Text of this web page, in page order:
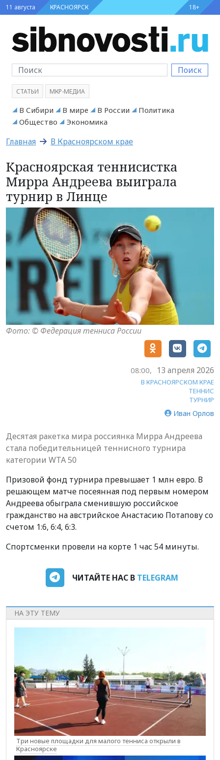
11 августа КРАСНОЯРСК 18+
Поиск
СТАТЬИ МКР-МЕДИА
В Сибири В мире В России
Политика
Общество
Экономика
Главная В Красноярском крае
Красноярская теннисистка
Мирра Андреева выиграла
турнир в Линце
Фото: © Федерация тенниса России
08:00, 13 апреля 2026
В КРАСНОЯРСКОМ КРАЕ
ТЕННИС
ТУРНИР
Иван Орлов
Десятая ракетка мира россиянка Мирра Андреева
стала победительницей теннисного турнира
категории WTA 50
Призовой фонд турнира превышает 1 млн евро. В
решающем матче посеянная под первым номером
Андреева обыграла сменившую российское
гражданство на австрийское Анастасию Потапову со
счетом 1:6, 6:4, 6:3.
Спортсменки провели на корте 1 час 54 минуты.
ЧИТАЙТЕ НАС В TELEGRAM
НА ЭТУ ТЕМУ
Три новые площадки для малого тенниса открыли в
Красноярске